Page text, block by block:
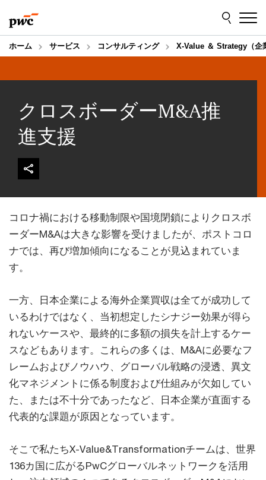
to
content
to
footer
ホーム サービス コンサルティング X-Value ＆ Strategy（企
クロスボーダーM&A推
進支援
コロナ禍における移動制限や国境閉鎖によりクロスボ
ーダーM&Aは大きな影響を受けましたが、ポストコロ
ナでは、再び増加傾向になることが見込まれていま
す。
一方、日本企業による海外企業買収は全てが成功して
いるわけではなく、当初想定したシナジー効果が得ら
れないケースや、最終的に多額の損失を計上するケー
スなどもあります。これらの多くは、M&Aに必要なフ
レームおよびノウハウ、グローバル戦略の浸透、異文
化マネジメントに係る制度および仕組みが欠如してい
た、または不十分であったなど、日本企業が直面する
代表的な課題が原因となっています。
そこで私たちX-Value&Transformationチームは、世界
136カ国に広がるPwCグローバルネットワークを活用